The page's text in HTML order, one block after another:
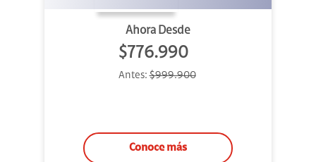
Ahora Desde
$776.990
Antes:$999.900
Conoce más